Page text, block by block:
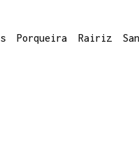
Porqueira Rairiz